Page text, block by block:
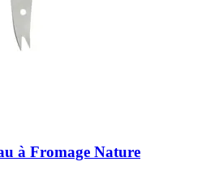
à Fromage Nature